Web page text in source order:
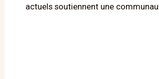
actuels soutiennent une